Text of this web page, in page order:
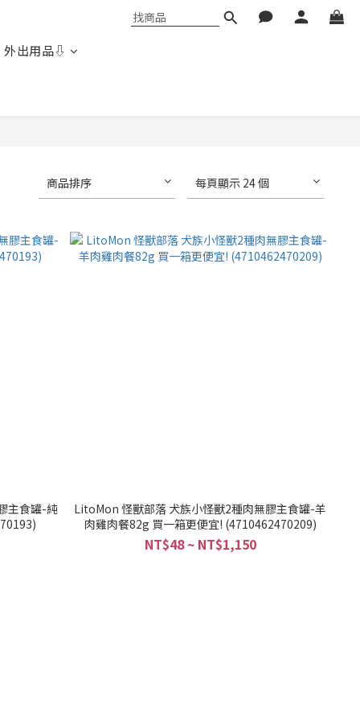
出用品⇩
商品排序 每頁顯示 24 個
主食罐-純
LitoMon 怪獸部落 犬族小怪獸2種肉無膠主食罐-羊
肉雞肉餐82g 買一箱更便宜! (4710462470209)
NT$48 ~ NT$1,150